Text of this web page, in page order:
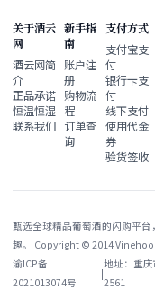
关于酒云
网
酒云网简
介
正品承诺
恒温恒湿
联系我们
新手指
南
账户注
册
购物流
程
订单查
询
支付方式
支付宝支
付
银行卡支
付
线下支付
使用代金
券
验货签收
甄选全球精品葡萄酒的闪购平
趣。 Copyright © 2014
渝ICP备
2021013074号
|
地址：重
2561